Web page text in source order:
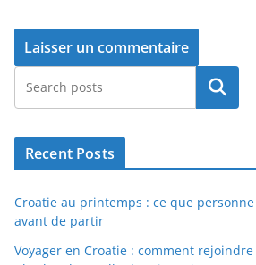
Rechercher
Recent Posts
Croatie au printemps : ce que
avant de partir
Voyager en Croatie : comment